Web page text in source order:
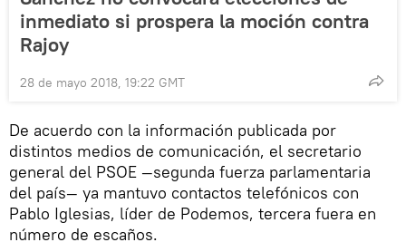
inmediato si prospera la moción contra
Rajoy
28 de mayo 2018, 19:22 GMT
De acuerdo con la información publicada por
distintos medios de comunicación, el secretario
general del PSOE —segunda fuerza parlamentaria
del país— ya mantuvo contactos telefónicos con
Pablo Iglesias, líder de Podemos, tercera fuera en
número de escaños.